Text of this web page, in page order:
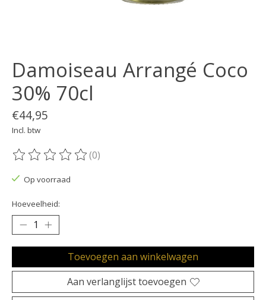
Damoiseau Arrangé Coco
30% 70cl
€44,95
Incl. btw
De beoordeling van dit product is
(0)
Op voorraad
Hoeveelheid:
Toevoegen aan winkelwagen
Aan verlanglijst toevoegen